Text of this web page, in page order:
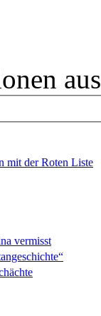
mit der Roten Liste
vermisst